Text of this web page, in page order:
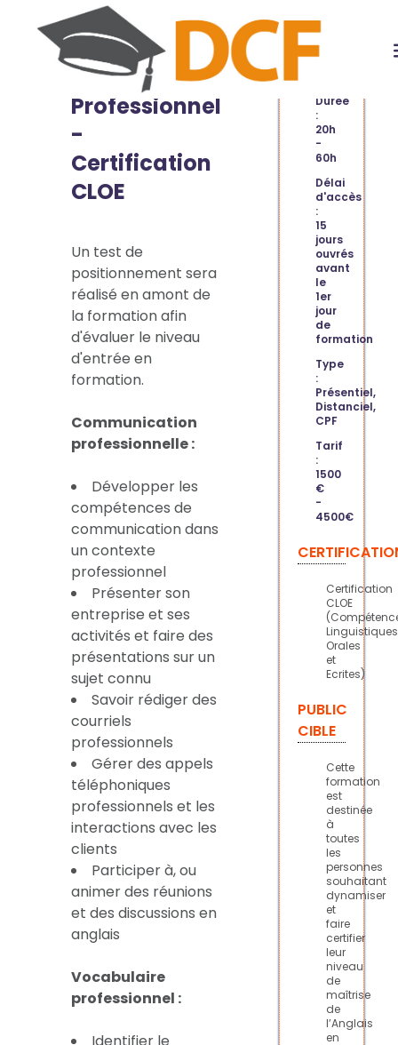
Maîtriser
l’Anglais
Professionnel
-
Certification
CLOE
Un test de
positionnement sera
réalisé en amont de
la formation afin
d'évaluer le niveau
d'entrée en
formation.
Communication
professionnelle :
Développer les
compétences de
communication dans
un contexte
professionnel
Présenter son
entreprise et ses
activités et faire des
présentations sur un
sujet connu
Savoir rédiger des
courriels
professionnels
Gérer des appels
téléphoniques
professionnels et les
interactions avec les
clients
Participer à, ou
animer des réunions
et des discussions en
anglais
Vocabulaire
professionnel :
Durée
:
20h
-
60h
Délai
d'accès
:
15
jours
ouvrés
avant
le
1er
jour
de
formation
Type
:
Présentiel,
Distanciel,
CPF
Tarif
:
1500
€
-
4500€
Certification
CLOE
Linguistiques
Orales
et
Ecrites)
PUBLIC
CIBLE
Cette
formation
est
destinée
à
toutes
les
personnes
souhaitant
dynamiser
et
faire
certifier
leur
niveau
de
maîtrise
de
l’Anglais
en